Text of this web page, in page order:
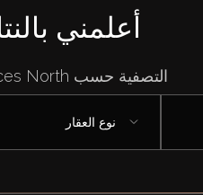
أعلمني
التصفية حسب Serenia Residences North:
نوع العقار